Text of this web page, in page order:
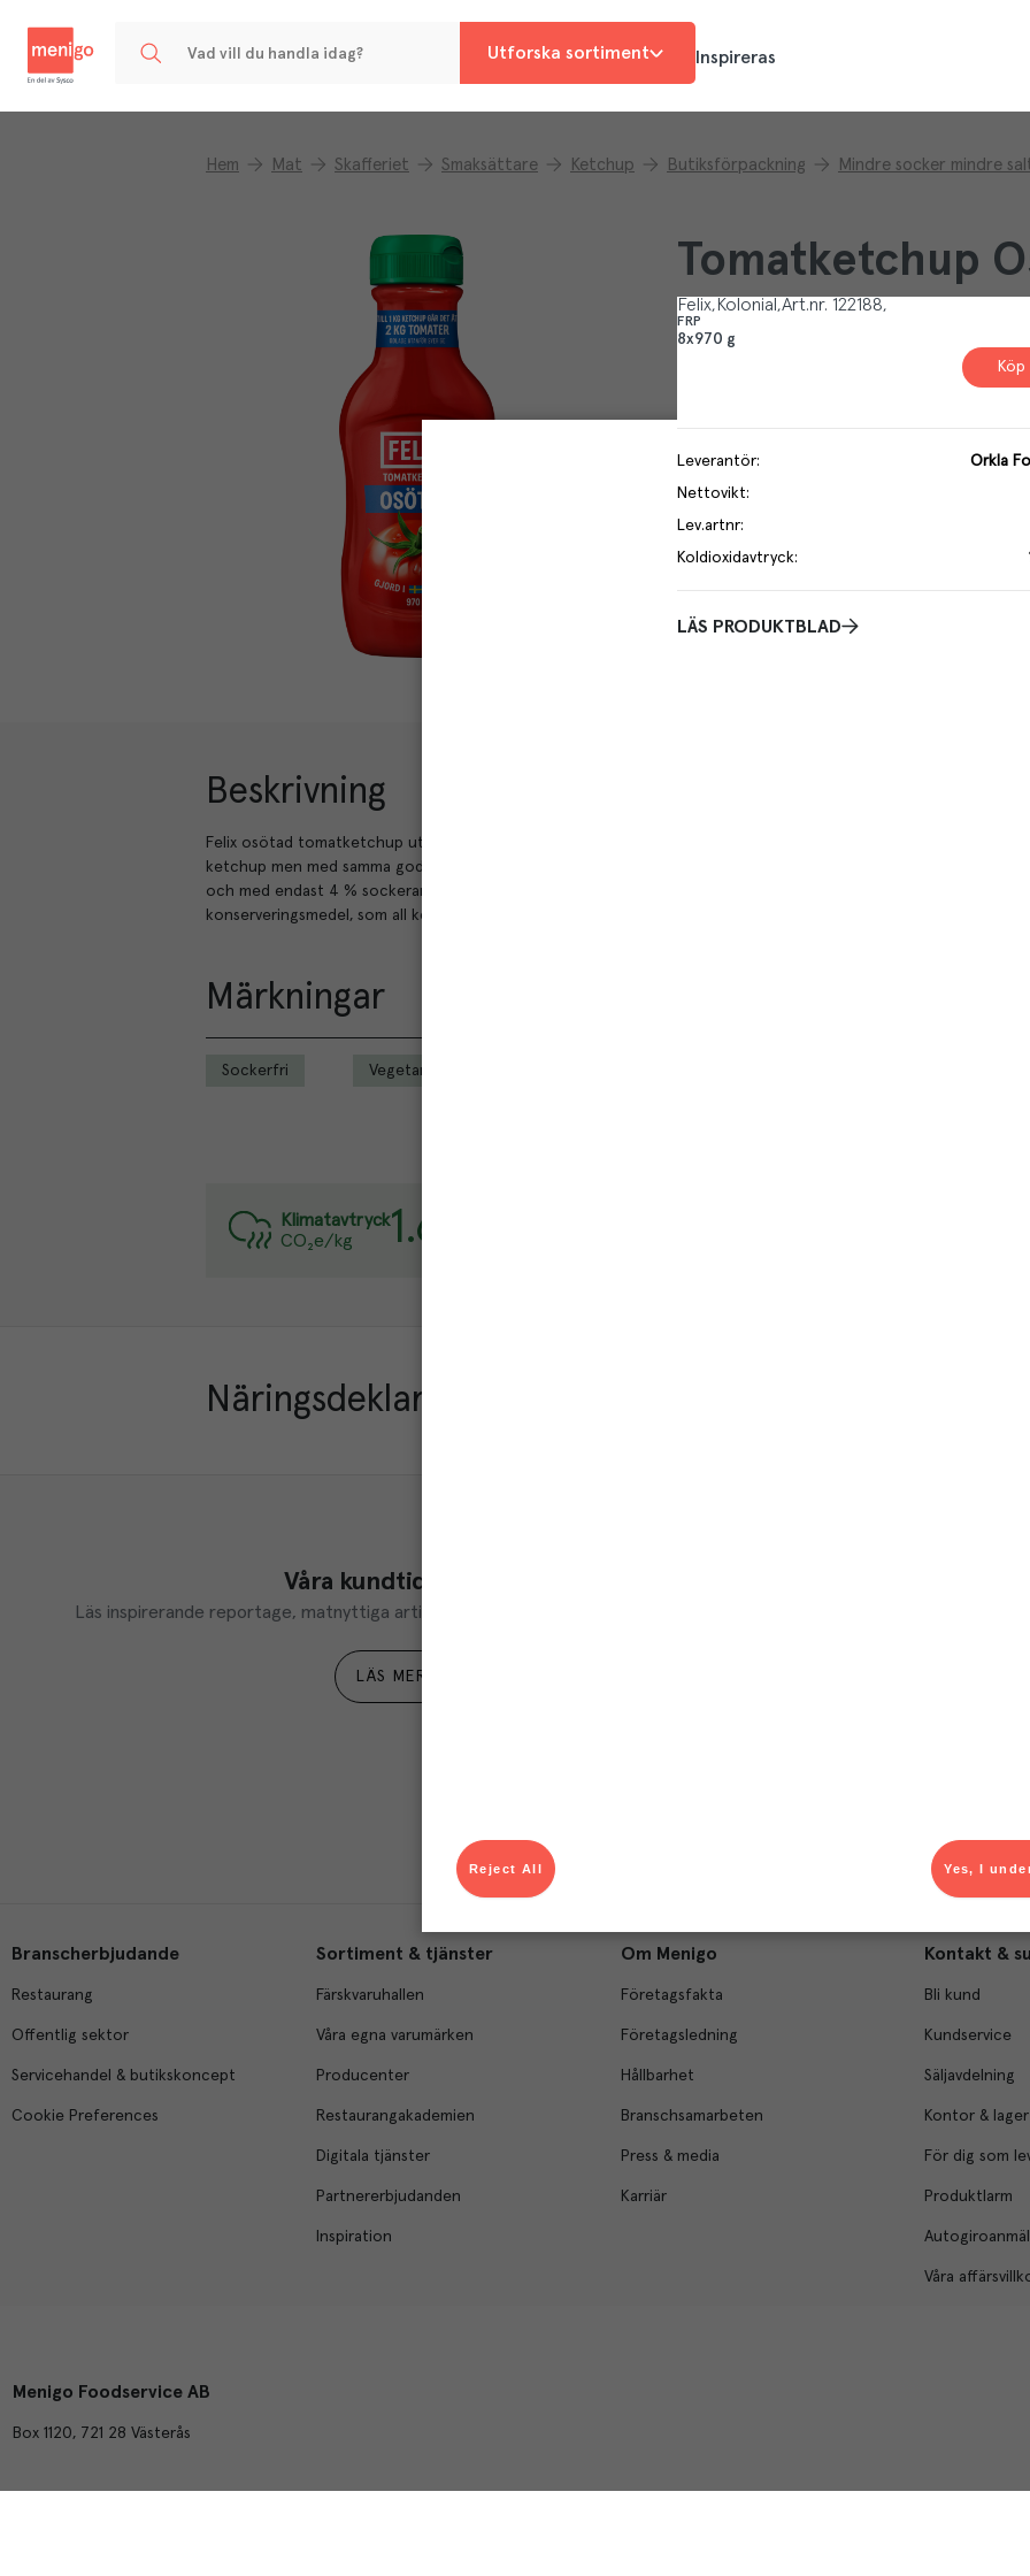
Utforska sortiment Inspireras
Hem Mat Skafferiet Smaksättare Ketchup Butiksförpackning Mindre socker mindre
Tomatketchup
Felix Kolonial Art.nr. 122188
FRP
8x970 g
Köp
Leverantör:
Orkla
Nettovikt:
Lev.artnr:
Koldioxidavtryck:
LÄS PRODUKTBLAD
Beskrivning
Felix osötad tomatketchup utan tillsatt socker och sötningsmedel är en lite mindre söt
ketchup men med samma goda ketchupsmak. Utan varken tillsatt socker eller sötningsmedel
och med endast 4 % sockerarter från tomaterna. Tillagad i Blekinge och naturligtvis utan
konserveringsmedel, som all ketchup från Felix.
Märkningar
Sockerfri Vegetarisk
Klimatavtryck
CO₂e/kg
1.6
Näringsdeklaration
Våra kundtidningar
Läs inspirerande reportage, matnyttiga artiklar och ta del av aktuella kampanjer.
LÄS MER
Du som är Menigo-
Branscherbjudande
Restaurang
Offentlig sektor
Servicehandel & butikskoncept
Cookie Preferences
Sortiment & tjänster
Färskvaruhallen
Våra egna varumärken
Producenter
Restaurangakademien
Digitala tjänster
Partnererbjudanden
Inspiration
Om Menigo
Företagsfakta
Företagsledning
Hållbarhet
Branschsamarbeten
Press & media
Karriär
Kontakt &
Bli kund
Kundservice
Säljavdelning
Kontor & lager
För dig som
Produktlarm
Våra
Menigo Foodservice AB
Box 1120, 721 28 Västerås
Yes, I
Reject All